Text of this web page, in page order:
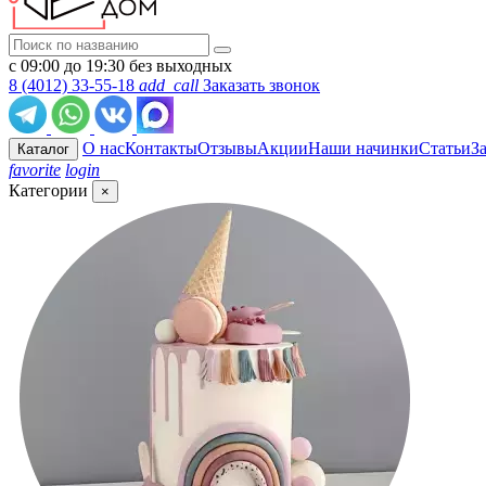
с 09:00 до 19:30 без выходных
8 (4012) 33-55-18 add_call Заказать звонок
Каталог О насКонтактыОтзывыАкцииНаши начинкиСтатьи
favorite login
Категории
×